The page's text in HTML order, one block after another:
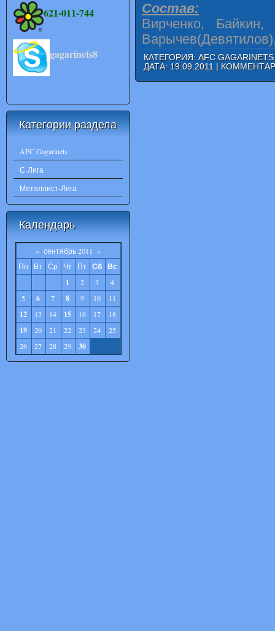
621-011-744
gagarinets8
Категории раздела
AFC Gagarinets
С-Лига
Металлист-Лига
Календарь
« сентябрь 2011 »
Пн
Вт Ср Чт Пт Сб Вс
1
2 3
4
5
6 7 8 9 10 11
12 13 14 15 16 17 18
19 20 21 22 23 24
25
26
27 28 29 30
Состав:
Вирченко,
Варычев(Девятилов)
КАТЕГОРИЯ: AFC GAGARINETS
ДАТА: 19.09.2011 |